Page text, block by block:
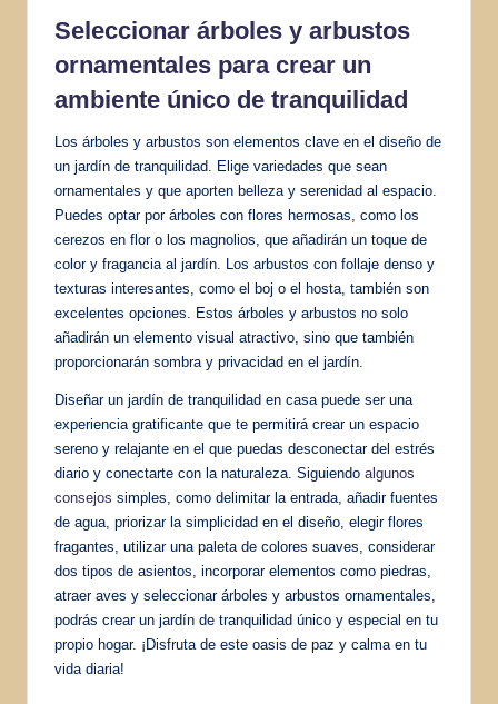
Seleccionar árboles y arbustos
ornamentales para crear un
ambiente único de tranquilidad
Los árboles y arbustos son elementos clave en el diseño de
un jardín de tranquilidad. Elige variedades que sean
ornamentales y que aporten belleza y serenidad al espacio.
Puedes optar por árboles con flores hermosas, como los
cerezos en flor o los magnolios, que añadirán un toque de
color y fragancia al jardín. Los arbustos con follaje denso y
texturas interesantes, como el boj o el hosta, también son
excelentes opciones. Estos árboles y arbustos no solo
añadirán un elemento visual atractivo, sino que también
proporcionarán sombra y privacidad en el jardín.
Diseñar un jardín de tranquilidad en casa puede ser una
experiencia gratificante que te permitirá crear un espacio
sereno y relajante en el que puedas desconectar del estrés
diario y conectarte con la naturaleza. Siguiendo algunos
consejos simples, como delimitar la entrada, añadir fuentes
de agua, priorizar la simplicidad en el diseño, elegir flores
fragantes, utilizar una paleta de colores suaves, considerar
dos tipos de asientos, incorporar elementos como piedras,
atraer aves y seleccionar árboles y arbustos ornamentales,
podrás crear un jardín de tranquilidad único y especial en tu
propio hogar. ¡Disfruta de este oasis de paz y calma en tu
vida diaria!